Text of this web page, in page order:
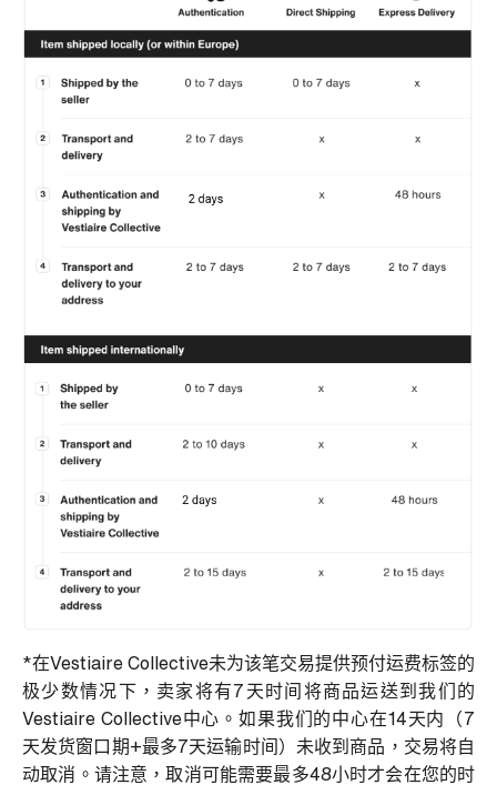
*在Vestiaire Collective未为该笔交易提供预付运费标签的
极少数情况下，卖家将有7天时间将商品运送到我们的
Vestiaire Collective中心。如果我们的中心在14天内（7
天发货窗口期+最多7天运输时间）未收到商品，交易将自
动取消。请注意，取消可能需要最多48小时才会在您的时